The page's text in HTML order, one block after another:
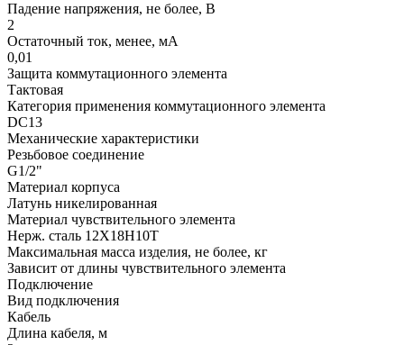
Падение напряжения, не более, В
2
Остаточный ток, менее, мА
0,01
Защита коммутационного элемента
Тактовая
Категория применения коммутационного элемента
DC13
Механические характеристики
Резьбовое соединение
G1/2"
Материал корпуса
Латунь никелированная
Материал чувствительного элемента
Нерж. сталь 12Х18Н10Т
Максимальная масса изделия, не более, кг
Зависит от длины чувствительного элемента
Подключение
Вид подключения
Кабель
Длина кабеля, м